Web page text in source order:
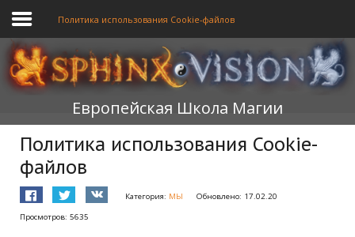
ГЛАВНАЯ
ОБУЧЕНИЕ
ТЕОРИЯ
МЫ
ФОРУМ
Политика использования Cookie-файлов
Европейская Школа Магии
Политика использования Cookie-
файлов
Категория: МЫ
Обновлено: 17.02.20
Просмотров: 5635